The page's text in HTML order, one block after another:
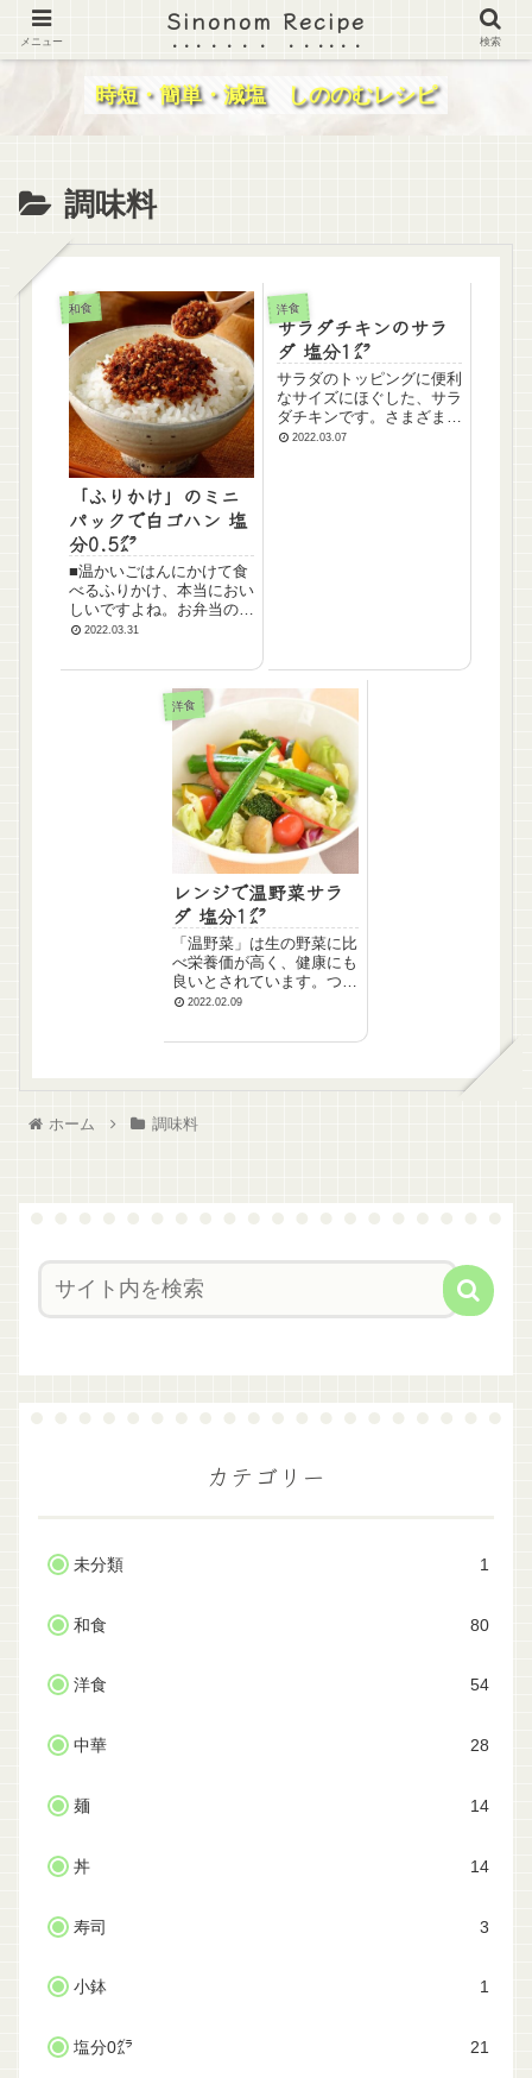
時短・簡単・減塩 しののむレシピ
調味料
和食
「ふりかけ」のミニ
パックで白ゴハン 塩
分0.5㌘
■温かいごはんにかけて食
べるふりかけ、本当におい
しいですよね。お弁当の色
どりにもなって便利です。
塩分量ってどれくらいなん
でしょうか？丸美屋さんの
「のりたま」を中心にさ
け、おかか、たらこなんか
もいろいろと調べてみまし
2022.03.31
洋食
サラダチキンのサラ
ダ 塩分1㌘
サラダのトッピングに便利
なサイズにほぐした、サラ
ダチキンです。さまざまな
料理へアレンジできます。
2022.03.07
洋食
レンジで温野菜サラ
ダ 塩分1㌘
「温野菜」は生の野菜に比
べ栄養価が高く、健康にも
良いとされています。つく
り方はまったく難しくは無
しまいます。基本的には
す。今回は電子レンジで簡
単に作る方法を紹介してい
ます...
2022.02.09
ホーム 調味料
カテゴリー
未分類 1
和食 80
洋食 54
中華 28
麺 14
丼 14
寿司 3
小鉢 1
塩分0㌘ 21
メニュー
Sinonom Recipe
検索